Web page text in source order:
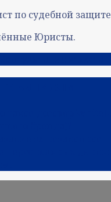
по судебной защите
Юристы.